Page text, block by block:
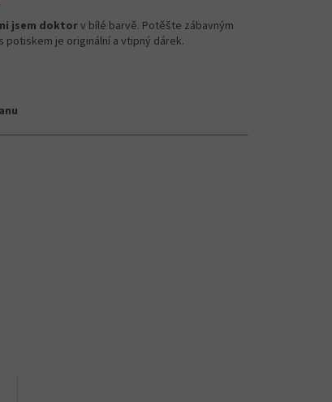
jsem doktorv bílé barvě. Potěšte zábavným
je originální a vtipný dárek.